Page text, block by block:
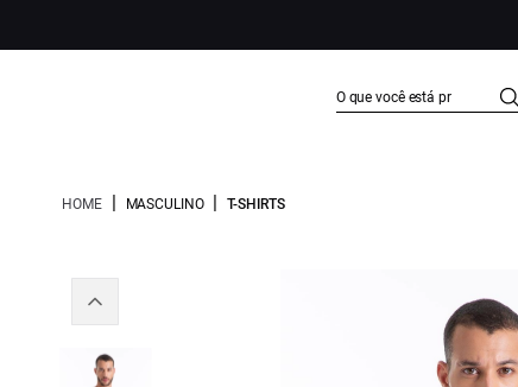
HOME | MASCULINO | T-SHIRTS